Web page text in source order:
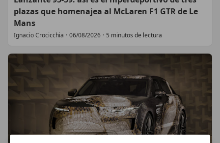
plazas que homenajea al McLaren F1 GTR de Le
Mans
Ignacio Crocicchia · 06/08/2026 · 5 minutos de lectura